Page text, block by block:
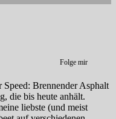
Folge mir
Brennender Asphalt
die bis heute anhält.
liebste (und meist